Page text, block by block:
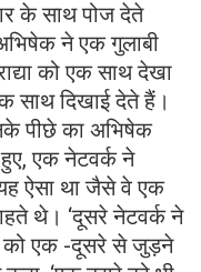
के साथ पोज देते
ने एक गुलाबी
को एक साथ देखा
साथ दिखाई देते हैं।
पीछे का अभिषेक
एक नेटवर्क ने
ऐसा था जैसे वे एक
थे। ‘दूसरे नेटवर्क ने
को एक -दूसरे से जुड़ने